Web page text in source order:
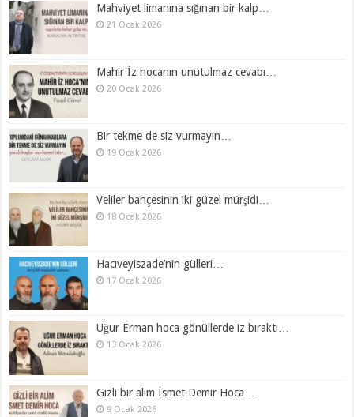
Mahviyet limanına sığınan bir kalp…
21 Ocak 2026
Mahir İz hocanın unutulmaz cevabı…
20 Ocak 2026
Bir tekme de siz vurmayın…
19 Ocak 2026
Veliler bahçesinin iki güzel mürşidi…
18 Ocak 2026
Hacıveyiszade’nin gülleri…
17 Ocak 2026
Uğur Erman hoca gönüllerde iz bıraktı…
13 Ocak 2026
Gizli bir alim İsmet Demir Hoca…
9 Ocak 2026